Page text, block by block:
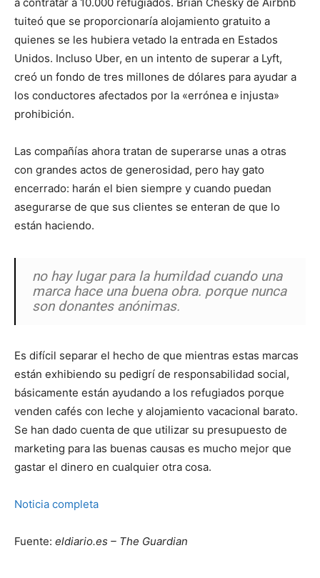
tuiteó que se proporcionaría alojamiento gratuito a
quienes se les hubiera vetado la entrada en Estados
Unidos. Incluso Uber, en un intento de superar a Lyft,
creó un fondo de tres millones de dólares para ayudar a
los conductores afectados por la «errónea e injusta»
prohibición.
Las compañías ahora tratan de superarse unas a otras
con grandes actos de generosidad, pero hay gato
encerrado: harán el bien siempre y cuando puedan
asegurarse de que sus clientes se enteran de que lo
están haciendo.
no hay lugar para la humildad cuando una
marca hace una buena obra. porque nunca
son donantes anónimas.
Es difícil separar el hecho de que mientras estas marcas
están exhibiendo su pedigrí de responsabilidad social,
básicamente están ayudando a los refugiados porque
venden cafés con leche y alojamiento vacacional barato.
Se han dado cuenta de que utilizar su presupuesto de
marketing para las buenas causas es mucho mejor que
gastar el dinero en cualquier otra cosa.
Noticia completa
Fuente: eldiario.es – The Guardian